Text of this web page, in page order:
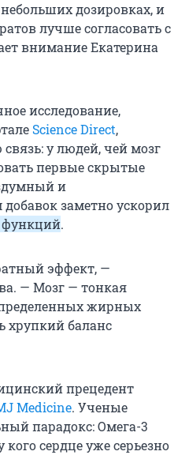
дозировках, и
лучше согласовать с
внимание Екатерина
исследование,
Science Direct,
у людей, чей мозг
первые скрытые
и
заметно ускорил
функций.
эффект, —
— Мозг — тонкая
жирных
хрупкий баланс
прецедент
Medicine. Ученые
парадокс: Омега-3
сердце уже серьезно